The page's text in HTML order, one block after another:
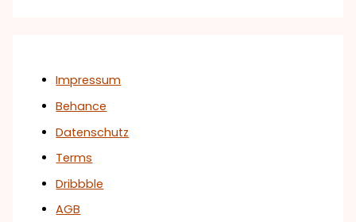
Impressum
Behance
Datenschutz
Terms
Dribbble
AGB